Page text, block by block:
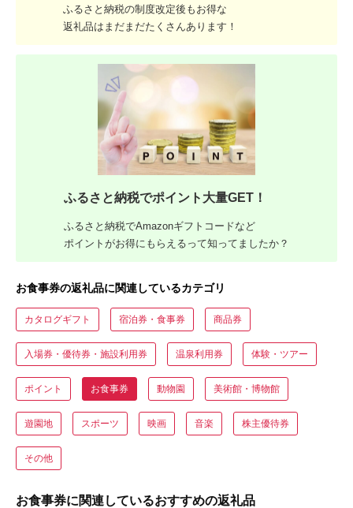
ふるさと納税の制度改定後もお得な
返礼品はまだまだたくさんあります！
ふるさと納税でポイント大量GET！
ふるさと納税でAmazonギフトコードなど
ポイントがお得にもらえるって知ってましたか？
お食事券の返礼品に関連しているカテゴリ
カタログギフト 宿泊券・食事券 商品券
入場券・優待券・施設利用券 温泉利用券 体験・ツアー
ポイント お食事券 動物園 美術館・博物館
遊園地 スポーツ 映画 音楽 株主優待券
その他
お食事券に関連しているおすすめの返礼品